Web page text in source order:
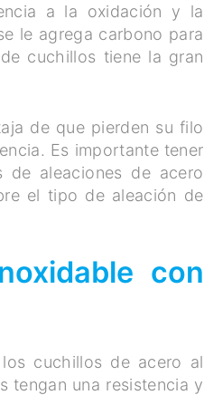
a la oxidación y la
le agrega carbono para
cuchillos tiene la gran
de que pierden su filo
Es importante tener
de aleaciones de acero
el tipo de aleación de
con
cuchillos de acero al
tengan una resistencia y